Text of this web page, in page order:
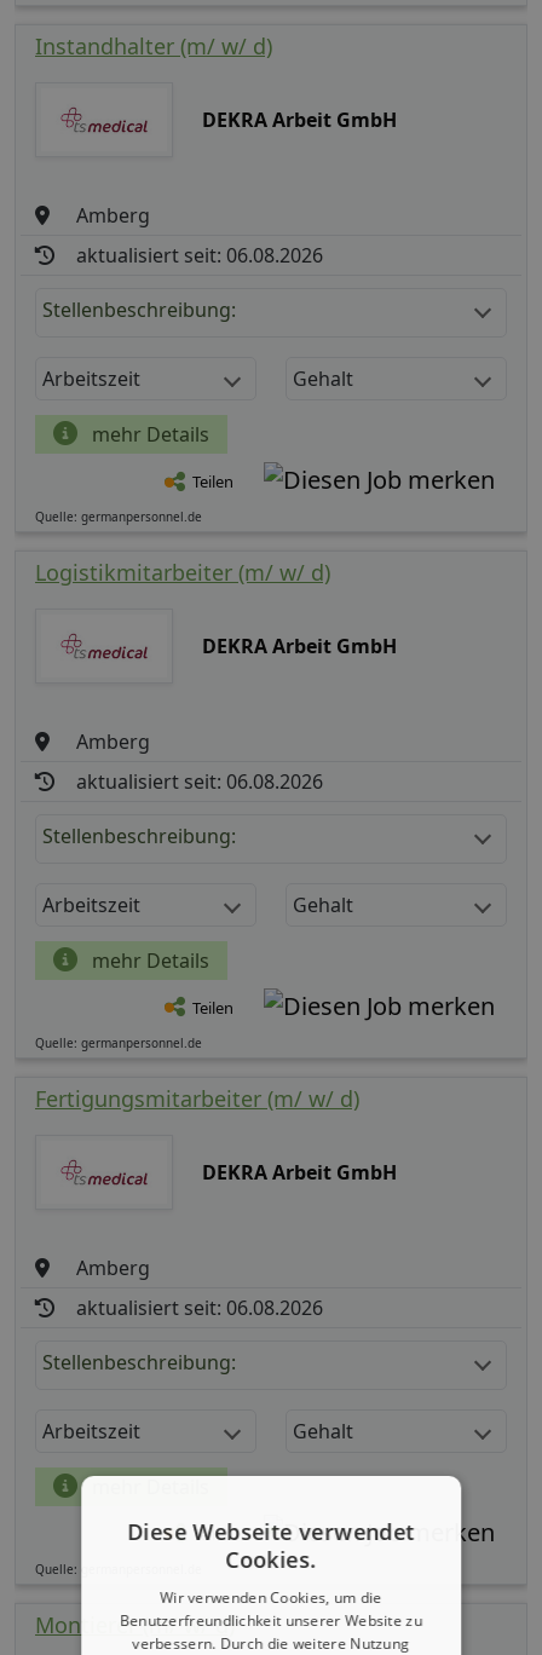
Instandhalter (m/ w/ d)
DEKRA Arbeit GmbH
Amberg
aktualisiert seit: 06.08.2026
Stellenbeschreibung:
Arbeitszeit Gehalt
mehr Details
Teilen
Quelle: germanpersonnel.de
Logistikmitarbeiter (m/ w/ d)
DEKRA Arbeit GmbH
Amberg
aktualisiert seit: 06.08.2026
Stellenbeschreibung:
Arbeitszeit Gehalt
mehr Details
Teilen
Quelle: germanpersonnel.de
Fertigungsmitarbeiter (m/ w/ d)
DEKRA Arbeit GmbH
Amberg
aktualisiert seit: 06.08.2026
Stellenbeschreibung:
Arbeitszeit Gehalt
mehr Details
Teilen
Quelle: germanpersonnel.de
Montierer (m/ w/ d)
Diese Webseite verwendet
Cookies.
Wir verwenden Cookies, um die
Benutzerfreundlichkeit unserer Website zu
verbessern. Durch die weitere Nutzung